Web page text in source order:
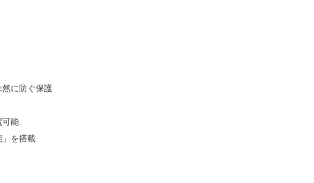
に防ぐ保護
可能
」を搭載